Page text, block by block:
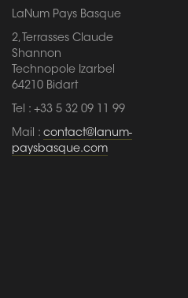
LaNum Pays Basque
2, Terrasses Claude
Shannon
Technopole Izarbel
64210 Bidart
Tel : +33 5 32 09 11 99
Mail : contact@lanum-
paysbasque.com